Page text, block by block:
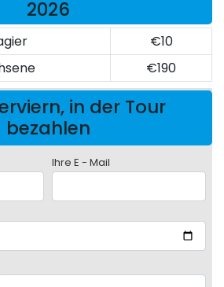
2026
€10
€190
in der Tour
bezahlen
Ihre E - Mail